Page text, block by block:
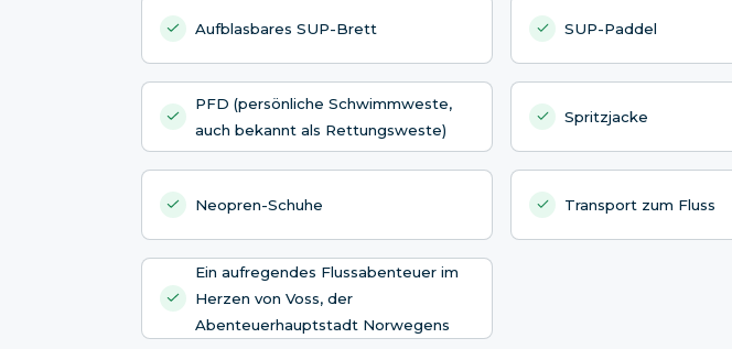
Aufblasbares SUP-Brett SUP-Paddel
PFD (persönliche Schwimmweste,
auch bekannt als Rettungsweste)
Spritzjacke
Neopren-Schuhe Transport zum Fluss
Ein aufregendes Flussabenteuer im
Herzen von Voss, der
Abenteuerhauptstadt Norwegens